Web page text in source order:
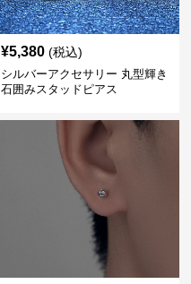
¥5,380 (税込)
シルバーアクセサリー 丸型輝き
石囲みスタッドピアス